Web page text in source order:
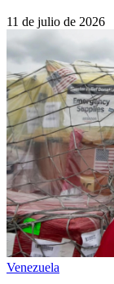
11 de julio de 2026
Venezuela